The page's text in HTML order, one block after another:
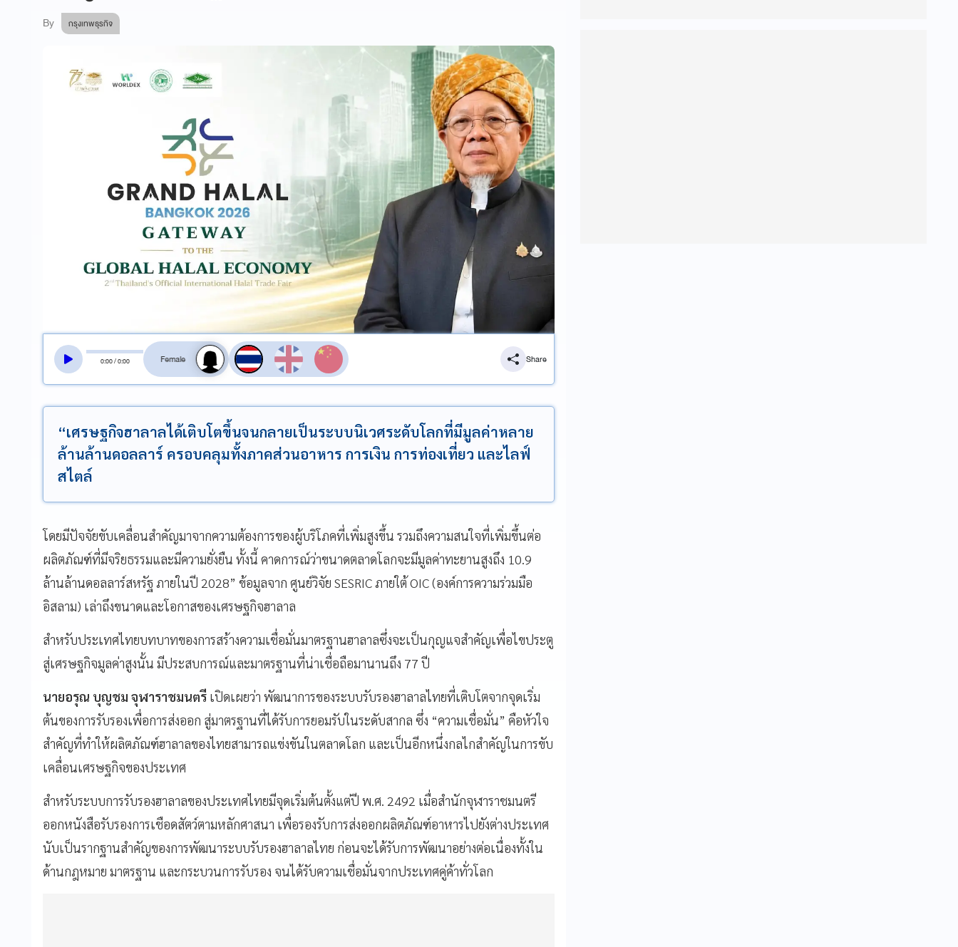
By กรุงเทพธุรกิจ
0:00/0:00
สลับเสียงอ่าน
Share
“เศรษฐกิจฮาลาลได้เติบโตขึ้นจนกลายเป็นระบบนิเวศระดับโลกที่มีมูลค่าหลาย
ล้านล้านดอลลาร์ ครอบคลุมทั้งภาคส่วนอาหาร การเงิน การท่องเที่ยว และไลฟ์
สไตล์
โดยมีปัจจัยขับเคลื่อนสำคัญมาจากความต้องการของผู้บริโภคที่เพิ่มสูงขึ้น รวมถึงความสนใจที่เพิ่มขึ้นต่อ
ผลิตภัณฑ์ที่มีจริยธรรมและมีความยั่งยืน ทั้งนี้ คาดการณ์ว่าขนาดตลาดโลกจะมีมูลค่าทะยานสูงถึง 10.9
ล้านล้านดอลลาร์สหรัฐ ภายในปี 2028” ข้อมูลจาก ศูนย์วิจัย SESRIC ภายใต้ OIC (องค์การความร่วมมือ
อิสลาม) เล่าถึงขนาดและโอกาสของเศรษฐกิจฮาลาล
สำหรับประเทศไทยบทบาทของการสร้างความเชื่อมั่นมาตรฐานฮาลาลซึ่งจะเป็นกุญแจสำคัญเพื่อไขประตู
สู่เศรษฐกิจมูลค่าสูงนั้น มีประสบการณ์และมาตรฐานที่น่าเชื่อถือมานานถึง 77 ปี
นายอรุณ บุญชม จุฬาราชมนตรี เปิดเผยว่า พัฒนาการของระบบรับรองฮาลาลไทยที่เติบโตจากจุดเริ่ม
ต้นของการรับรองเพื่อการส่งออก สู่มาตรฐานที่ได้รับการยอมรับในระดับสากล ซึ่ง “ความเชื่อมั่น” คือหัวใจ
สำคัญที่ทำให้ผลิตภัณฑ์ฮาลาลของไทยสามารถแข่งขันในตลาดโลก และเป็นอีกหนึ่งกลไกสำคัญในการขับ
เคลื่อนเศรษฐกิจของประเทศ
สำหรับระบบการรับรองฮาลาลของประเทศไทยมีจุดเริ่มต้นตั้งแต่ปี พ.ศ. 2492 เมื่อสำนักจุฬาราชมนตรี
ออกหนังสือรับรองการเชือดสัตว์ตามหลักศาสนา เพื่อรองรับการส่งออกผลิตภัณฑ์อาหารไปยังต่างประเทศ
นับเป็นรากฐานสำคัญของการพัฒนาระบบรับรองฮาลาลไทย ก่อนจะได้รับการพัฒนาอย่างต่อเนื่องทั้งใน
ด้านกฎหมาย มาตรฐาน และกระบวนการรับรอง จนได้รับความเชื่อมั่นจากประเทศคู่ค้าทั่วโลก